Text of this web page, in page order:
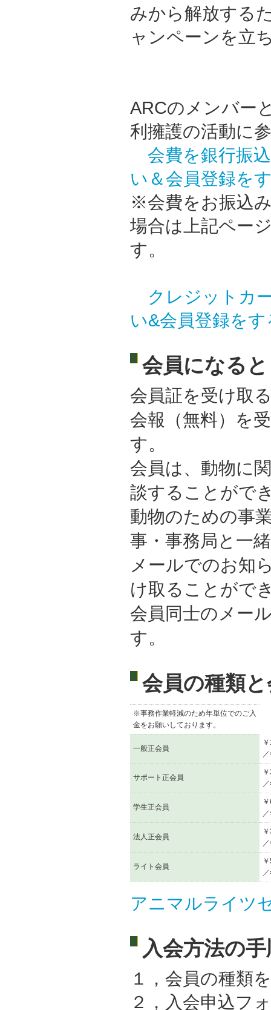
みから解放する
ャンペーンを立
ARCのメンバー
利擁護の活動に
会費を銀行振
い＆会員登録を
※会費をお振込
場合は上記ペー
す。
クレジットカ
い&会員登録をす
会員になると
会員証を受け取
会報（無料）を
す。
会員は、動物に
談することがで
動物のための事
事・事務局と一
メールでのお知
け取ることがで
会員同士のメー
す。
会員の種類
※事務作業軽減のため年単位でのご入
金をお願いしております。
一般正会員
サポート正会員
学生正会員
法人正会員
ライト会員
アニマルライツ
入会方法の
１，会員の種類
２，入会申込フ